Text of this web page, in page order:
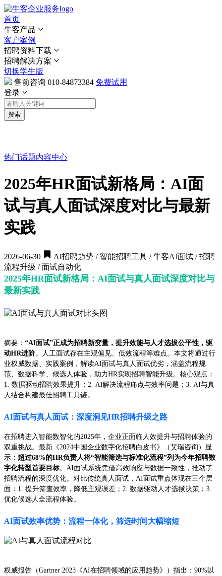
首页
牛客产品
客户案例
招聘资料下载
招聘解决方案
切换学生版
售前咨询 010-84873384 免费试用
登录
搜索
热门话题内容中心
2025年HR面试新格局：AI面
试与真人面试深度对比与最新
实践
2026-06-30
AI招聘趋势 / 智能招聘工具 / 牛客AI面试 / 招聘
流程升级 / 面试自动化
2025年HR面试新格局：AI面试与真人面试深度对比与
最新实践
摘要： “AI面试”正成为招聘新变量，提升效能与人才选拔公平性，驱
动HR进阶。人工面试存在主观偏见、低效流程等难点。本文将通过行
业权威数据、实践案例，解读AI面试与真人面试优劣，涵盖流程规
范、数据科学、候选人体验，助力HR实现招聘智能升级。核心观点：
1. 数据驱动招聘效果提升；2. AI解决流程痛点与效率问题；3. AI与真
人结合构建最佳招聘工具链。
AI面试与真人面试：深度洞见HR招聘升级之路
在招聘进入智能数智化的2025年，企业正面临人效提升与招聘体验的
双重挑战。最新《2024中国企业数字化招聘白皮书》（艾瑞咨询）显
示： 超过68%的HR负责人将“智能筛选与标准化流程”列为今年招聘数
字化转型首要目标。AI面试系统凭借高效响应与数据一致性，推动了
招聘流程的深度优化。对比传统真人面试，AI面试重点体现在三个层
面：1. 提升筛查效率，降低主观误差；2. 数据驱动人才选拔决策；3.
优化候选人全流程体验。
AI面试效率优势：流程一体化，筛选时间大幅缩短
权威报告（Gartner 2023《AI在招聘领域的应用趋势》）指出：90%以